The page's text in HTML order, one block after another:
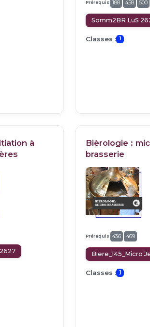
Prérequis: 188 458 500
Somm2BR LuS
Classes : 1
à
Bièrologie :
brasserie
Prérequis: 436 469
Biere_145_Micro
Classes : 1